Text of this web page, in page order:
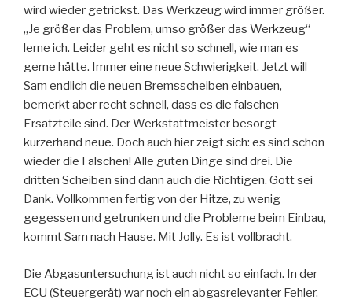
wird wieder getrickst. Das Werkzeug wird immer größer.
„Je größer das Problem, umso größer das Werkzeug“
lerne ich. Leider geht es nicht so schnell, wie man es
gerne hätte. Immer eine neue Schwierigkeit. Jetzt will
Sam endlich die neuen Bremsscheiben einbauen,
bemerkt aber recht schnell, dass es die falschen
Ersatzteile sind. Der Werkstattmeister besorgt
kurzerhand neue. Doch auch hier zeigt sich: es sind schon
wieder die Falschen! Alle guten Dinge sind drei. Die
dritten Scheiben sind dann auch die Richtigen. Gott sei
Dank. Vollkommen fertig von der Hitze, zu wenig
gegessen und getrunken und die Probleme beim Einbau,
kommt Sam nach Hause. Mit Jolly. Es ist vollbracht.
Die Abgasuntersuchung ist auch nicht so einfach. In der
ECU (Steuergerät) war noch ein abgasrelevanter Fehler.